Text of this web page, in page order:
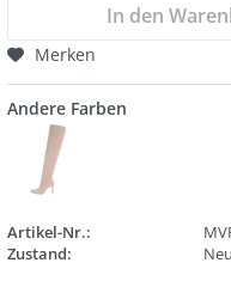
In den
Merken
Andere Farben
Artikel-Nr.:
Zustand: